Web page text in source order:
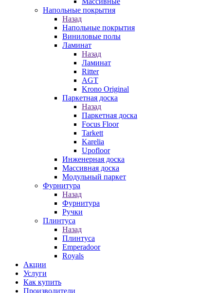
Напольные покрытия
Назад
Напольные покрытия
Виниловые полы
Ламинат
Назад
Ламинат
Ritter
AGT
Krono Original
Паркетная доска
Назад
Паркетная доска
Focus Floor
Tarkett
Karelia
Upofloor
Инженерная доска
Массивная доска
Модульный паркет
Фурнитура
Назад
Фурнитура
Ручки
Плинтуса
Назад
Плинтуса
Emperadoor
Royals
Акции
Услуги
Как купить
Производители